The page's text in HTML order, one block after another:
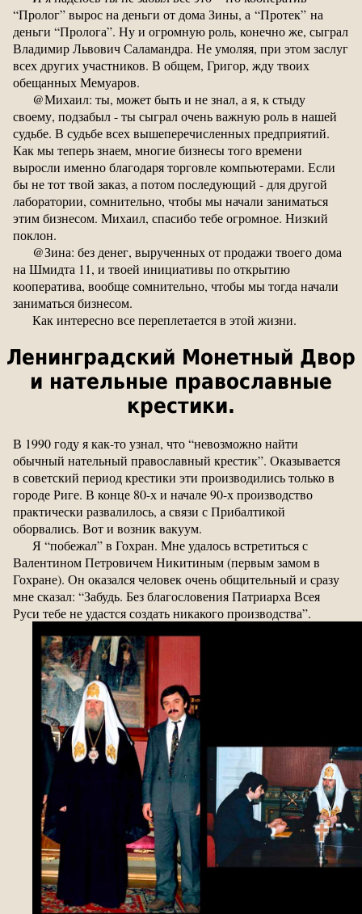
“Пролог” вырос на деньги от дома Зины, а “Протек” на
деньги “Пролога”. Ну и огромную роль, конечно же, сыграл
Владимир Львович Саламандра. Не умоляя, при этом заслуг
всех других участников. В общем, Григор, жду твоих
обещанных Мемуаров.
@Михаил: ты, может быть и не знал, а я, к стыду
своему, подзабыл - ты сыграл очень важную роль в нашей
судьбе. В судьбе всех вышеперечисленных предприятий.
Как мы теперь знаем, многие бизнесы того времени
выросли именно благодаря торговле компьютерами. Если
бы не тот твой заказ, а потом последующий - для другой
лаборатории, сомнительно, чтобы мы начали заниматься
этим бизнесом. Михаил, спасибо тебе огромное. Низкий
поклон.
@Зина: без денег, вырученных от продажи твоего дома
на Шмидта 11, и твоей инициативы по открытию
кооператива, вообще сомнительно, чтобы мы тогда начали
заниматься бизнесом.
Как интересно все переплетается в этой жизни.
Ленинградский Монетный Двор
и нательные православные
крестики.
В 1990 году я как-то узнал, что “невозможно найти
обычный нательный православный крестик”. Оказывается
в советский период крестики эти производились только в
городе Риге. В конце 80-х и начале 90-х производство
практически развалилось, а связи с Прибалтикой
оборвались. Вот и возник вакуум.
Я “побежал” в Гохран. Мне удалось встретиться с
Валентином Петровичем Никитиным (первым замом в
Гохране). Он оказался человек очень общительный и сразу
мне сказал: “Забудь. Без благословения Патриарха Всея
Руси тебе не удастся создать никакого производства”.